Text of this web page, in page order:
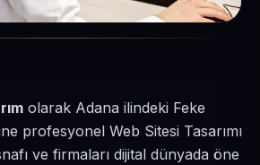
olarak Adana ilindeki Feke
profesyonel Web Sitesi Tasarımı
ve firmaları dijital dünyada öne